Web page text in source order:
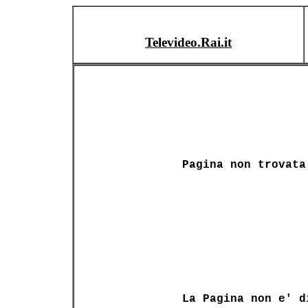
Televideo.Rai.it
Pagina non trovata
La Pagina non e'